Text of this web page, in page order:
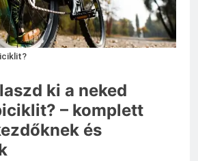
3 Nap Ezelőtt
ki a neked
– komplett
és